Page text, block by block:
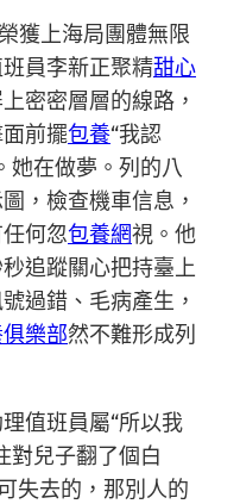
獲上海局團體無限
員李新正聚精甜心
密密層層的線路，
前擺包養“我認
她在做夢。列的八
，檢查機車信息，
何忽包養網視。他
追蹤關心把持臺上
過錯、毛病產生，
樂部然不難形成列
值班員屬“所以我
對兒子翻了個白
失去的，那別人的